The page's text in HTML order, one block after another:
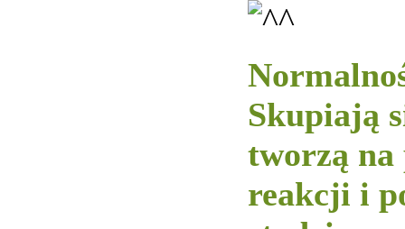
Skupiają
tworzą na
reakcji i